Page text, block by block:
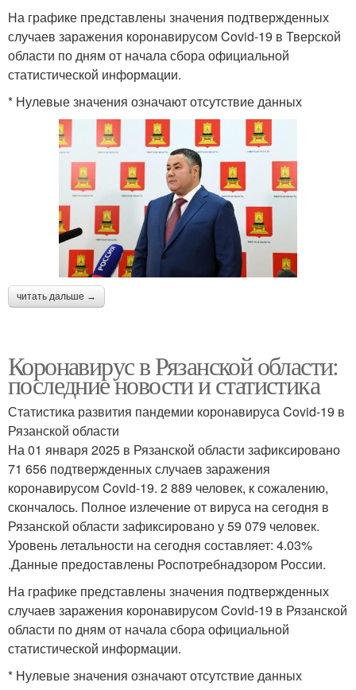
На графике представлены значения подтвержденных
случаев заражения коронавирусом Covid-19 в Тверской
области по дням от начала сбора официальной
статистической информации.
* Нулевые значения означают отсутствие данных
читать дальше →
Коронавирус в Рязанской области:
последние новости и статистика
Статистика развития пандемии коронавируса Covid-19 в
Рязанской области
На 01 января 2025 в Рязанской области зафиксировано
71 656 подтвержденных случаев заражения
коронавирусом Covid-19. 2 889 человек, к сожалению,
скончалось. Полное излечение от вируса на сегодня в
Рязанской области зафиксировано у 59 079 человек.
Уровень летальности на сегодня составляет: 4.03%
.Данные предоставлены Роспотребнадзором России.
На графике представлены значения подтвержденных
случаев заражения коронавирусом Covid-19 в Рязанской
области по дням от начала сбора официальной
статистической информации.
* Нулевые значения означают отсутствие данных